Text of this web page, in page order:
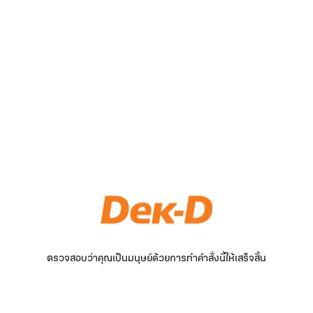
ตรวจสอบว่าคุณเป็นมนุษย์ด้วยการทำคำสั่งนี้ให้เสร็จสิ้น